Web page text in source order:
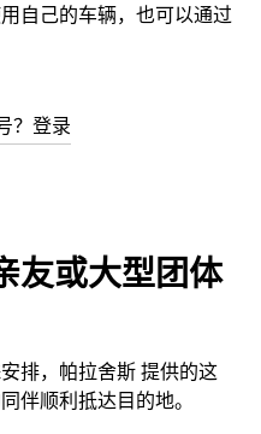
自己的车辆，也可以通过
？登录
友或大型团体
排，帕拉舍斯 提供的这
伴顺利抵达目的地。